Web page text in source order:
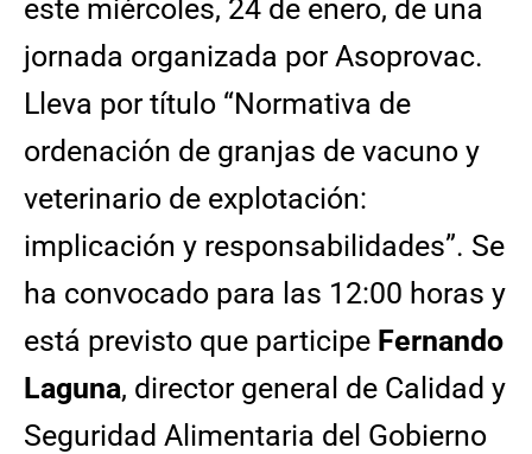
este miércoles, 24 de enero, de una
jornada organizada por Asoprovac.
Lleva por título “Normativa de
ordenación de granjas de vacuno y
veterinario de explotación:
implicación y responsabilidades”. Se
ha convocado para las 12:00 horas y
está previsto que participe Fernando
Laguna, director general de Calidad y
Seguridad Alimentaria del Gobierno